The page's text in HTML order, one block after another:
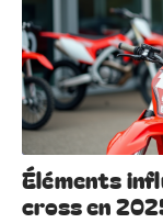
Éléments
cross en